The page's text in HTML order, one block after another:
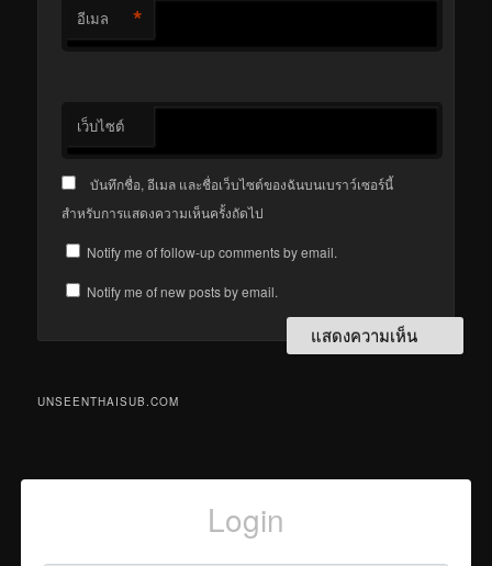
อีเมล *
เว็บไซต์
บันทึกชื่อ, อีเมล และชื่อเว็บไซต์ของฉันบนเบราว์เซอร์นี้
สำหรับการแสดงความเห็นครั้งถัดไป
Notify me of follow-up comments by email.
Notify me of new posts by email.
UNSEENTHAISUB.COM
Login